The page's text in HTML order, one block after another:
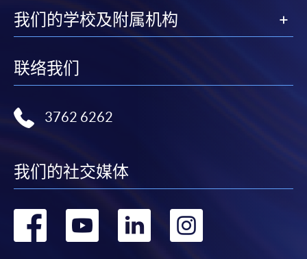
我们的学校及附属机构
联络我们
3762 6262
我们的社交媒体
转 转 转 转